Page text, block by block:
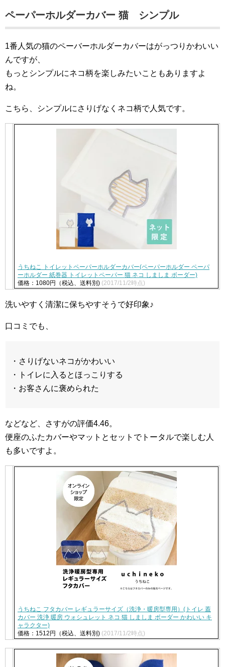
ペーパーホルダーカバー 猫 シンプル
1番人気の猫のペーバーホルダーカバーはがっつりかわいい
んですが、
もっとシンプルにネコ柄を楽しみたいこともありますよ
ね。
こちら、シンプルにさりげなくネコ柄で人気です。
うちねこ トイレットペーパーホルダーカバー(ペーパーホルダー ペーパ
ーホルダー 紙巻器 トイレットペーパー 猫 ネコ しましま ボーダー)
価格：1080円（税込、送料別) (2017/11/2時点)
洗いやすく清潔に保ちやすそうで好印象♪
口コミでも、
・さりげないネコがかわいい
・トイレに入るとほっこりする
・お客さんに褒められた
などなど、さすがの評価4.46。
便座のふたカバーやマットとセットでトータルで楽しむ人
も多いですよ。
うちねこ フタカバー レギュラーサイズ（洗浄・暖房型専用）(トイレ 蓋
カバー 洗浄 暖房 ウォシュレット ネコ 猫 しましま ボーダー かわいい キ
ャラクター)
価格：1512円（税込、送料別) (2017/11/2時点)